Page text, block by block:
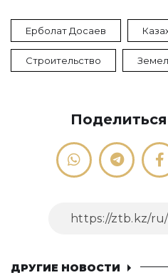
Ерболат Досаев
Строительство
ДРУГИЕ НОВОСТИ